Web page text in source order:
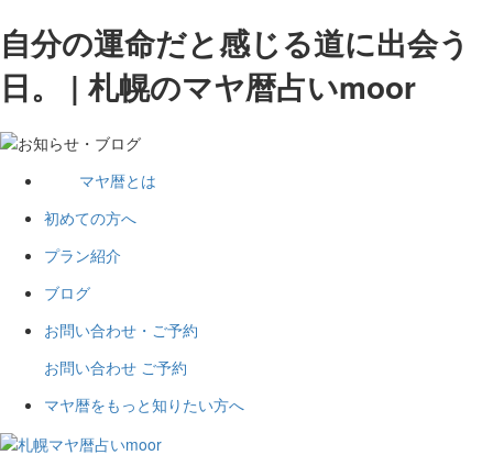
自分の運命だと感じる道に出会う
日。 | 札幌のマヤ暦占いmoor
マヤ暦とは
初めての方へ
プラン紹介
ブログ
お問い合わせ・ご予約
お問い合わせ ご予約
マヤ暦をもっと知りたい方へ